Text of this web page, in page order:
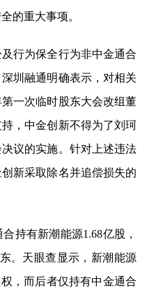
的重大事项。
行为保全行为非中金通合
圳融通明确表示，对相关
第一次临时股东大会改组董
，中金创新不得为了刘珂
议的实施。针对上述违法
新采取除名并追偿损失的
合持有新潮能源1.68亿股，
。天眼查显示， 新潮能源
，而后者仅持有中金通合